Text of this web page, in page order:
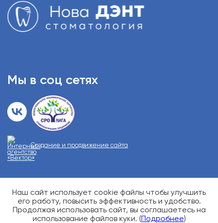
Мы в соц сетях
Создание и продвижение сайта
О возможных противопоказаниях проконсультируйтесь у
специалиста
Карта сайта
Наш сайт использует cookie файлы чтобы улучшить
его работу, повысить эффективность и удобство.
Продолжая использовать сайт, вы соглашаетесь на
использование файлов куки. (Подробнее)